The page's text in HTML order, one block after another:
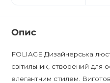
Опис
FOLIAGE Дизайнерська
світильник, створений для
елегантним стилем.